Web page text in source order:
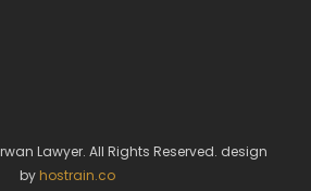
Lawyer. All Rights Reserved. design
by hostrain.co